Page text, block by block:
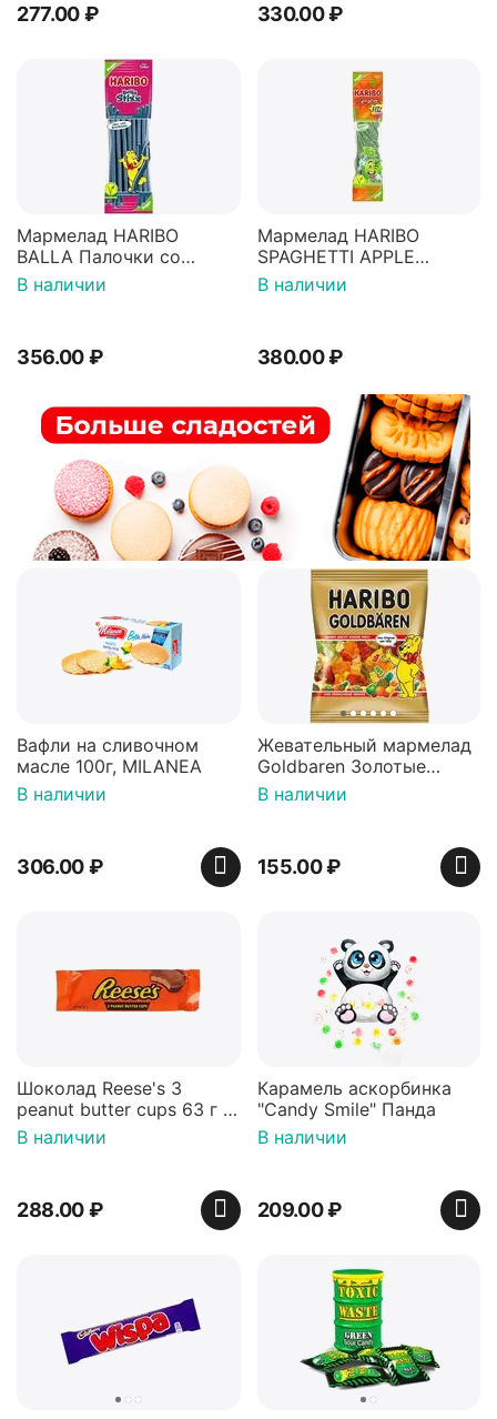
277.00₽ 330.00₽
Мармелад HARIBO
BALLA Палочки со
вкусом Малина-Ежевика
200г
В наличии
356.00₽
Мармелад HARIBO
SPAGHETTI APPLE
Спагетти Яблоко 200г
В наличии
380.00₽
Вафли на сливочном
масле 100г, MILANEA
В наличии
306.00₽
Жевательный мармелад
Goldbaren Золотые
мишки 100г, Германия
В наличии
155.00₽
Шоколад Reese's 3
peanut butter cups 63 г с
арахисовой пастой
В наличии
288.00₽
Карамель аскорбинка
"Candy Smile" Панда
В наличии
209.00₽